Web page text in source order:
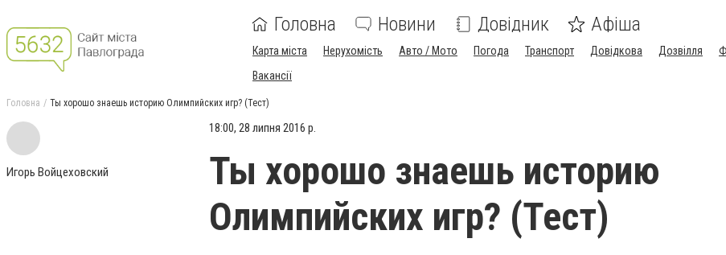
Головна Новини Довідник Афіша
Карта міста Нерухомість Авто / Мото Погода Транспорт Довідкова Дозвілля
Вакансії
Головна Ты хорошо знаешь историю Олимпийских игр? (Тест)
Игорь Войцеховский
18:00, 28 липня 2016 р.
Ты хорошо знаешь историю
Олимпийских игр? (Тест)